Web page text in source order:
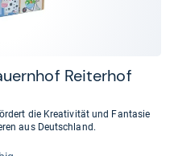
sich
Rei­ter­hof
die Kreativität und Fantasie
aus Deutschland.